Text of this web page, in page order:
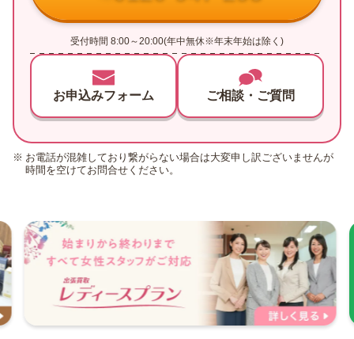
受付時間 8:00～20:00(年中無休※年末年始は除く)
お申込みフォーム ご相談・ご質問
お電話が混雑しており繋がらない場合は大変申し訳ございませんが
時間を空けてお問合せください。